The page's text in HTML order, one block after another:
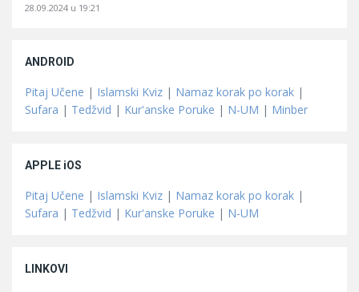
28.09.2024 u 19:21
ANDROID
Pitaj Učene | Islamski Kviz | Namaz korak po korak |
Sufara | Tedžvid | Kur'anske Poruke | N-UM | Minber
APPLE iOS
Pitaj Učene | Islamski Kviz | Namaz korak po korak |
Sufara | Tedžvid | Kur'anske Poruke | N-UM
LINKOVI